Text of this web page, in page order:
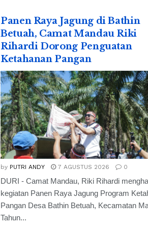
Panen Raya Jagung di Bathin
Betuah, Camat Mandau Riki
Rihardi Dorong Penguatan
Ketahanan Pangan
by PUTRI ANDY 7 AGUSTUS 2026 0
DURI - Camat Mandau, Riki Rihardi
kegiatan Panen Raya Jagung Program
Pangan Desa Bathin Betuah, Kecamatan
Tahun...